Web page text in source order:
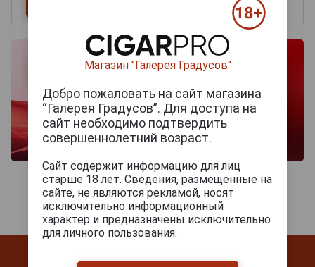
Магазин "Галерея Градусов"
Добро пожаловать на сайт магазина
“Галерея Градусов”. Для доступа на
сайт необходимо подтвердить
совершеннолетний возраст.
Сайт содержит информацию для лиц
старше 18 лет. Сведения, размещенные на
сайте, не являются рекламой, носят
исключительно информационный
характер и предназначены исключительно
для личного пользования.